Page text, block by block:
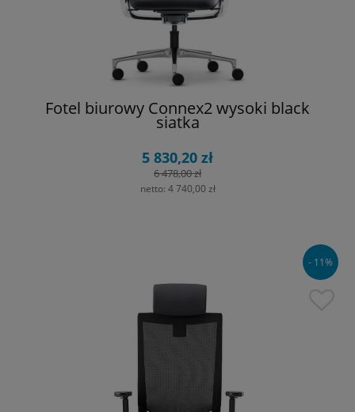
Fotel biurowy Connex2 wysoki black
siatka
5 830,20 zł
6 478,00 zł
netto: 4 740,00 zł
- 11%